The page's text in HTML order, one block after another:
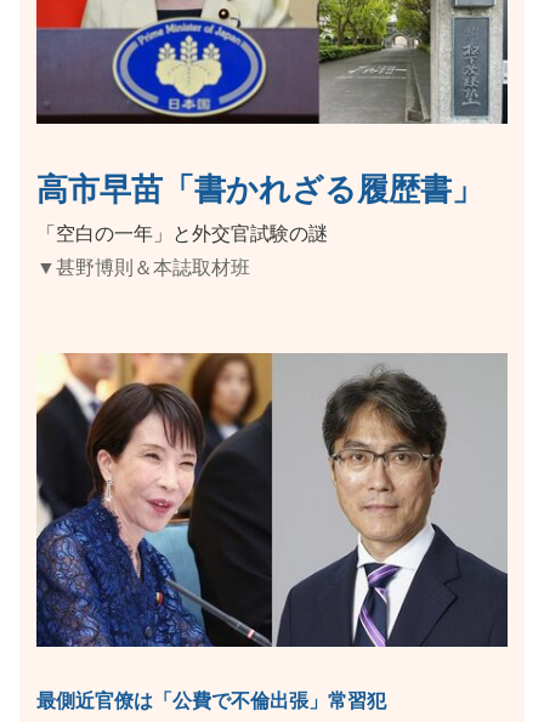
高市早苗「書かれざる履歴書」
「空白の一年」と外交官試験の謎
▼甚野博則＆本誌取材班
最側近官僚は「公費で不倫出張」常習犯